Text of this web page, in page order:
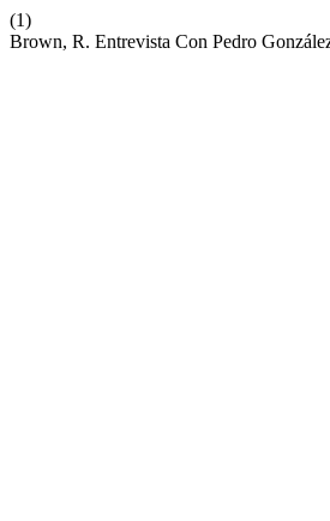
(1)
Brown, R. Entrevista Con Pedro